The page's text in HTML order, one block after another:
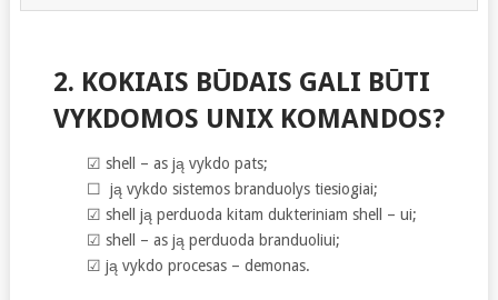
2. KOKIAIS BŪDAIS GALI BŪTI
VYKDOMOS UNIX KOMANDOS?
☑ shell – as ją vykdo pats;
☐ ją vykdo sistemos branduolys tiesiogiai;
☑ shell ją perduoda kitam dukteriniam shell – ui;
☑ shell – as ją perduoda branduoliui;
☑ ją vykdo procesas – demonas.